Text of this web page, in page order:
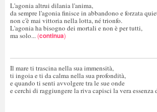
L'agonia altrui dilania l'anima,
da sempre l'agonia finisce in abbandono e forzata
non c'è mai vittoria nella lotta, né trionfo.
L'agonia ha bisogno dei mortali e non è per tutti,
ma solo... (continua)
Il mare ti trascina nella sua immensità,
ti ingoia e ti da calma nella sua profondità,
e quando ti senti avvolgere tra le sue onde
e cerchi di raggiungere la riva capisci la vera essenza